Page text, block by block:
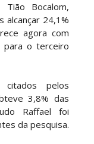
Bocalom,
alcançar 24,1%
agora com
para o terceiro
pelos
3,8% das
Raffael foi
da pesquisa.